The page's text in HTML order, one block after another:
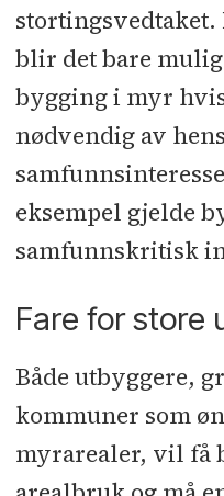
blir det bare
bygging i myr
nødvendig av
eksempel gjelde
samfunnskritisk
Fare for store
Både utbyggere,
kommuner som
myrarealer, vil få